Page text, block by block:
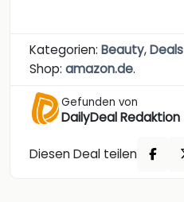
Kategorien: Beauty,Deals
Shop: amazon.de.
Gefunden von
DailyDeal Redaktion
Diesen Deal teilen